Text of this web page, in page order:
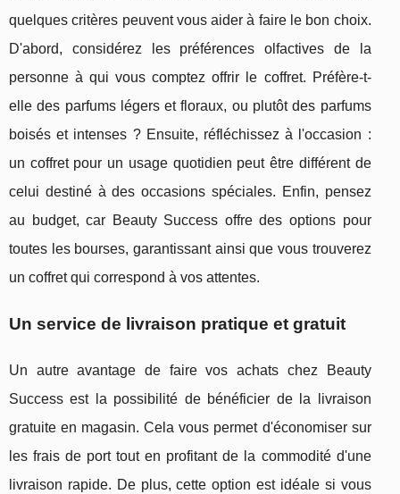
quelques critères peuvent vous aider à faire le bon choix.
D'abord, considérez les préférences olfactives de la
personne à qui vous comptez offrir le coffret. Préfère-t-
elle des parfums légers et floraux, ou plutôt des parfums
boisés et intenses ? Ensuite, réfléchissez à l'occasion :
un coffret pour un usage quotidien peut être différent de
celui destiné à des occasions spéciales. Enfin, pensez
au budget, car Beauty Success offre des options pour
toutes les bourses, garantissant ainsi que vous trouverez
un coffret qui correspond à vos attentes.
Un service de livraison pratique et gratuit
Un autre avantage de faire vos achats chez Beauty
Success est la possibilité de bénéficier de la livraison
gratuite en magasin. Cela vous permet d'économiser sur
les frais de port tout en profitant de la commodité d'une
livraison rapide. De plus, cette option est idéale si vous